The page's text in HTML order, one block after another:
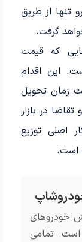
تنها از طریق
گرفت.
که قیمت
این اقدام
زمان تحویل
در بازار
اصلی توزیع
است.
خودروهای
۱۳۹۰ به بالا) است. تمامی